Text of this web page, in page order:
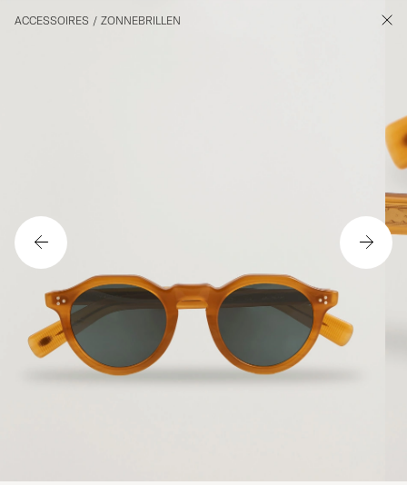
ACCESSOIRES / ZONNEBRILLEN